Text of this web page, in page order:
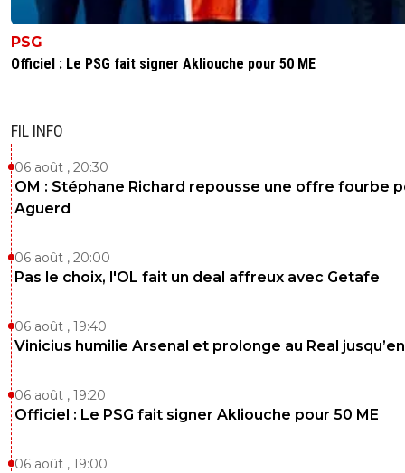
PSG
Officiel : Le PSG fait signer Akliouche pour 50 ME
FIL INFO
06 août , 20:30
OM : Stéphane Richard repousse une offre fourbe
Aguerd
06 août , 20:00
Pas le choix, l'OL fait un deal affreux avec Getafe
06 août , 19:40
Vinicius humilie Arsenal et prolonge au Real
06 août , 19:20
Officiel : Le PSG fait signer Akliouche pour 50 ME
06 août , 19:00